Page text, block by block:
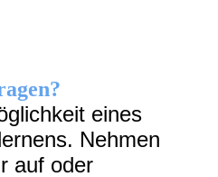
eines
Nehmen
auf oder